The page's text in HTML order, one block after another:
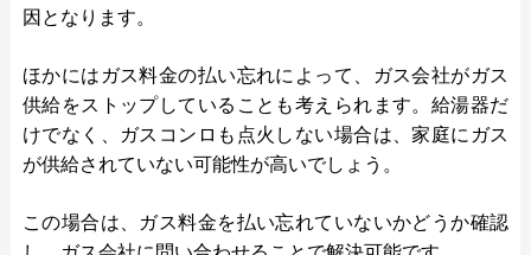
因となります。
ほかにはガス料金の払い忘れによって、ガス会社がガス
供給をストップしていることも考えられます。給湯器だ
けでなく、ガスコンロも点火しない場合は、家庭にガス
が供給されていない可能性が高いでしょう。
この場合は、ガス料金を払い忘れていないかどうか確認